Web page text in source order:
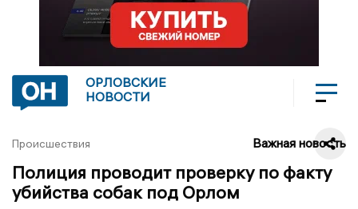
ОРЛОВСКИЕ
НОВОСТИ
Происшествия Важная новость
Полиция проводит проверку по факту
убийства собак под Орлом